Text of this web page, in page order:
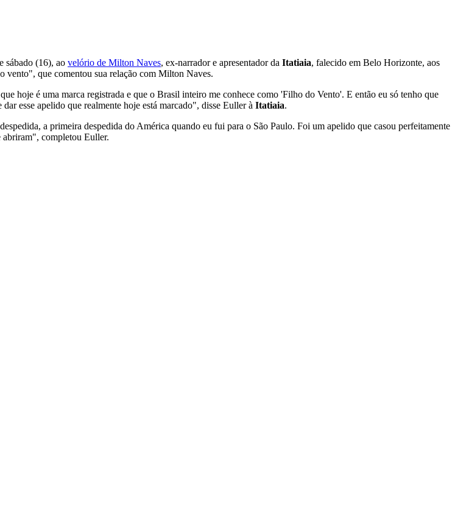
sábado (16), ao velório de Milton Naves, ex-narrador e apresentador da Itatiaia, falecido em Belo Horizonte, aos
vento", que comentou sua relação com Milton Naves.
hoje é uma marca registrada e que o Brasil inteiro me conhece como 'Filho do Vento'. E então eu só tenho que
esse apelido que realmente hoje está marcado", disse Euller à Itatiaia.
a primeira despedida do América quando eu fui para o São Paulo. Foi um apelido que casou perfeitamente
abriram", completou Euller.